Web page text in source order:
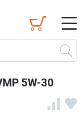
5W-30